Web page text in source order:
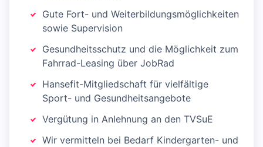
Gute Fort- und Weiterbildungsmöglichkeiten
sowie Supervision
Gesundheitsschutz und die Möglichkeit zum
Fahrrad-Leasing über JobRad
Hansefit-Mitgliedschaft für vielfältige
Sport- und Gesundheitsangebote
Vergütung in Anlehnung an den TVSuE
Wir vermitteln bei Bedarf Kindergarten- und